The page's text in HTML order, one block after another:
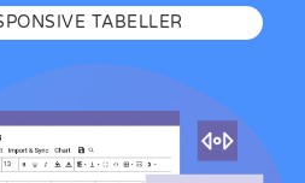
TABELLER